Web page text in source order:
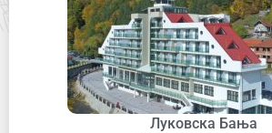
Луковска Бања